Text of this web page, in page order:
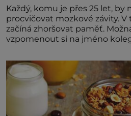
Každý, komu je přes 25 let, by
procvičovat mozkové závity.
začíná zhoršovat paměť.
vzpomenout si na jméno
nedávno přečetli. Je to
kdyby se paměť rozhodla